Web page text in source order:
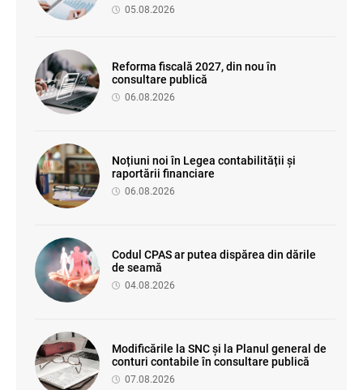
05.08.2026
Reforma fiscală 2027, din nou în
consultare publică
06.08.2026
Noțiuni noi în Legea contabilității și
raportării financiare
06.08.2026
Codul CPAS ar putea dispărea din dările
de seamă
04.08.2026
Modificările la SNC și la Planul general de
conturi contabile în consultare publică
07.08.2026